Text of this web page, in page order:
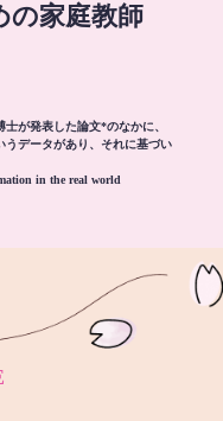
の家庭教師
が発表した論文*のなかに、
うデータがあり、それに基づい
in the real world